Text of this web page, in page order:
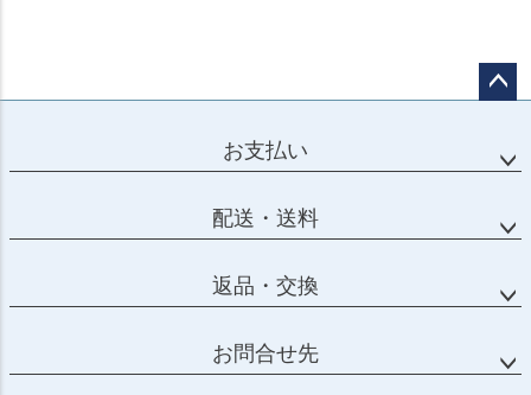
お支払い
配送・送料
返品・交換
お問合せ先